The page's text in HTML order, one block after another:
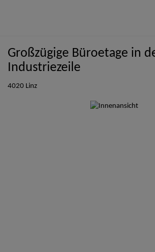
Großzügige Büroetage in
Industriezeile
4020 Linz